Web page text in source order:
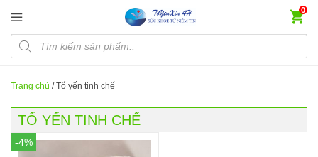
0
Products search
Trang chủ /Tổ yến tinh chế
TỔ YẾN TINH CHẾ
-4%